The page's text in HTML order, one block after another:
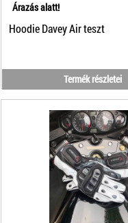
Árazás alatt!
Hoodie Davey Air teszt
Termék részletei